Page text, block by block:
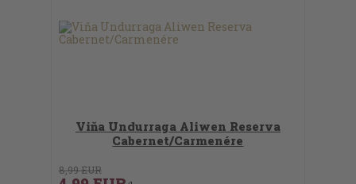
Viňa Undurraga Aliwen Reserva
Cabernet/Carmenére
8,99 EUR